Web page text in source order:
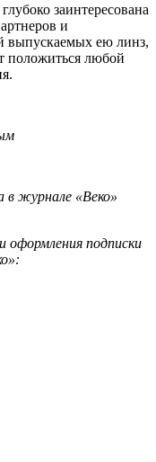
заинтересована
и
выпускаемых ею линз,
положиться любой
в журнале «Веко»
оформления подписки